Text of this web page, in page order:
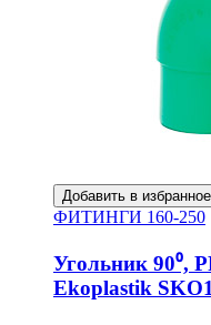
Добавить в избранное
ФИТИНГИ 160-250
Угольник 90⁰,
Ekoplastik